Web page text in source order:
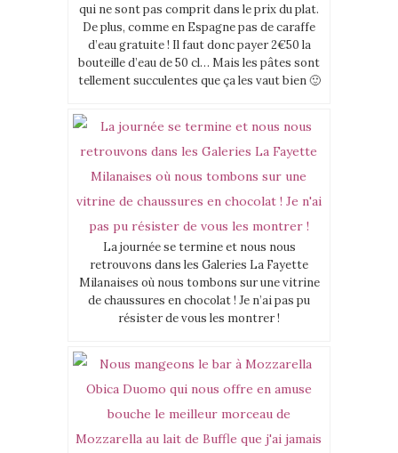
qui ne sont pas comprit dans le prix du plat.
De plus, comme en Espagne pas de caraffe
d’eau gratuite ! Il faut donc payer 2€50 la
bouteille d’eau de 50 cl… Mais les pâtes sont
tellement succulentes que ça les vaut bien 🙂
La journée se termine et nous nous
retrouvons dans les Galeries La Fayette
Milanaises où nous tombons sur une vitrine
de chaussures en chocolat ! Je n’ai pas pu
résister de vous les montrer !